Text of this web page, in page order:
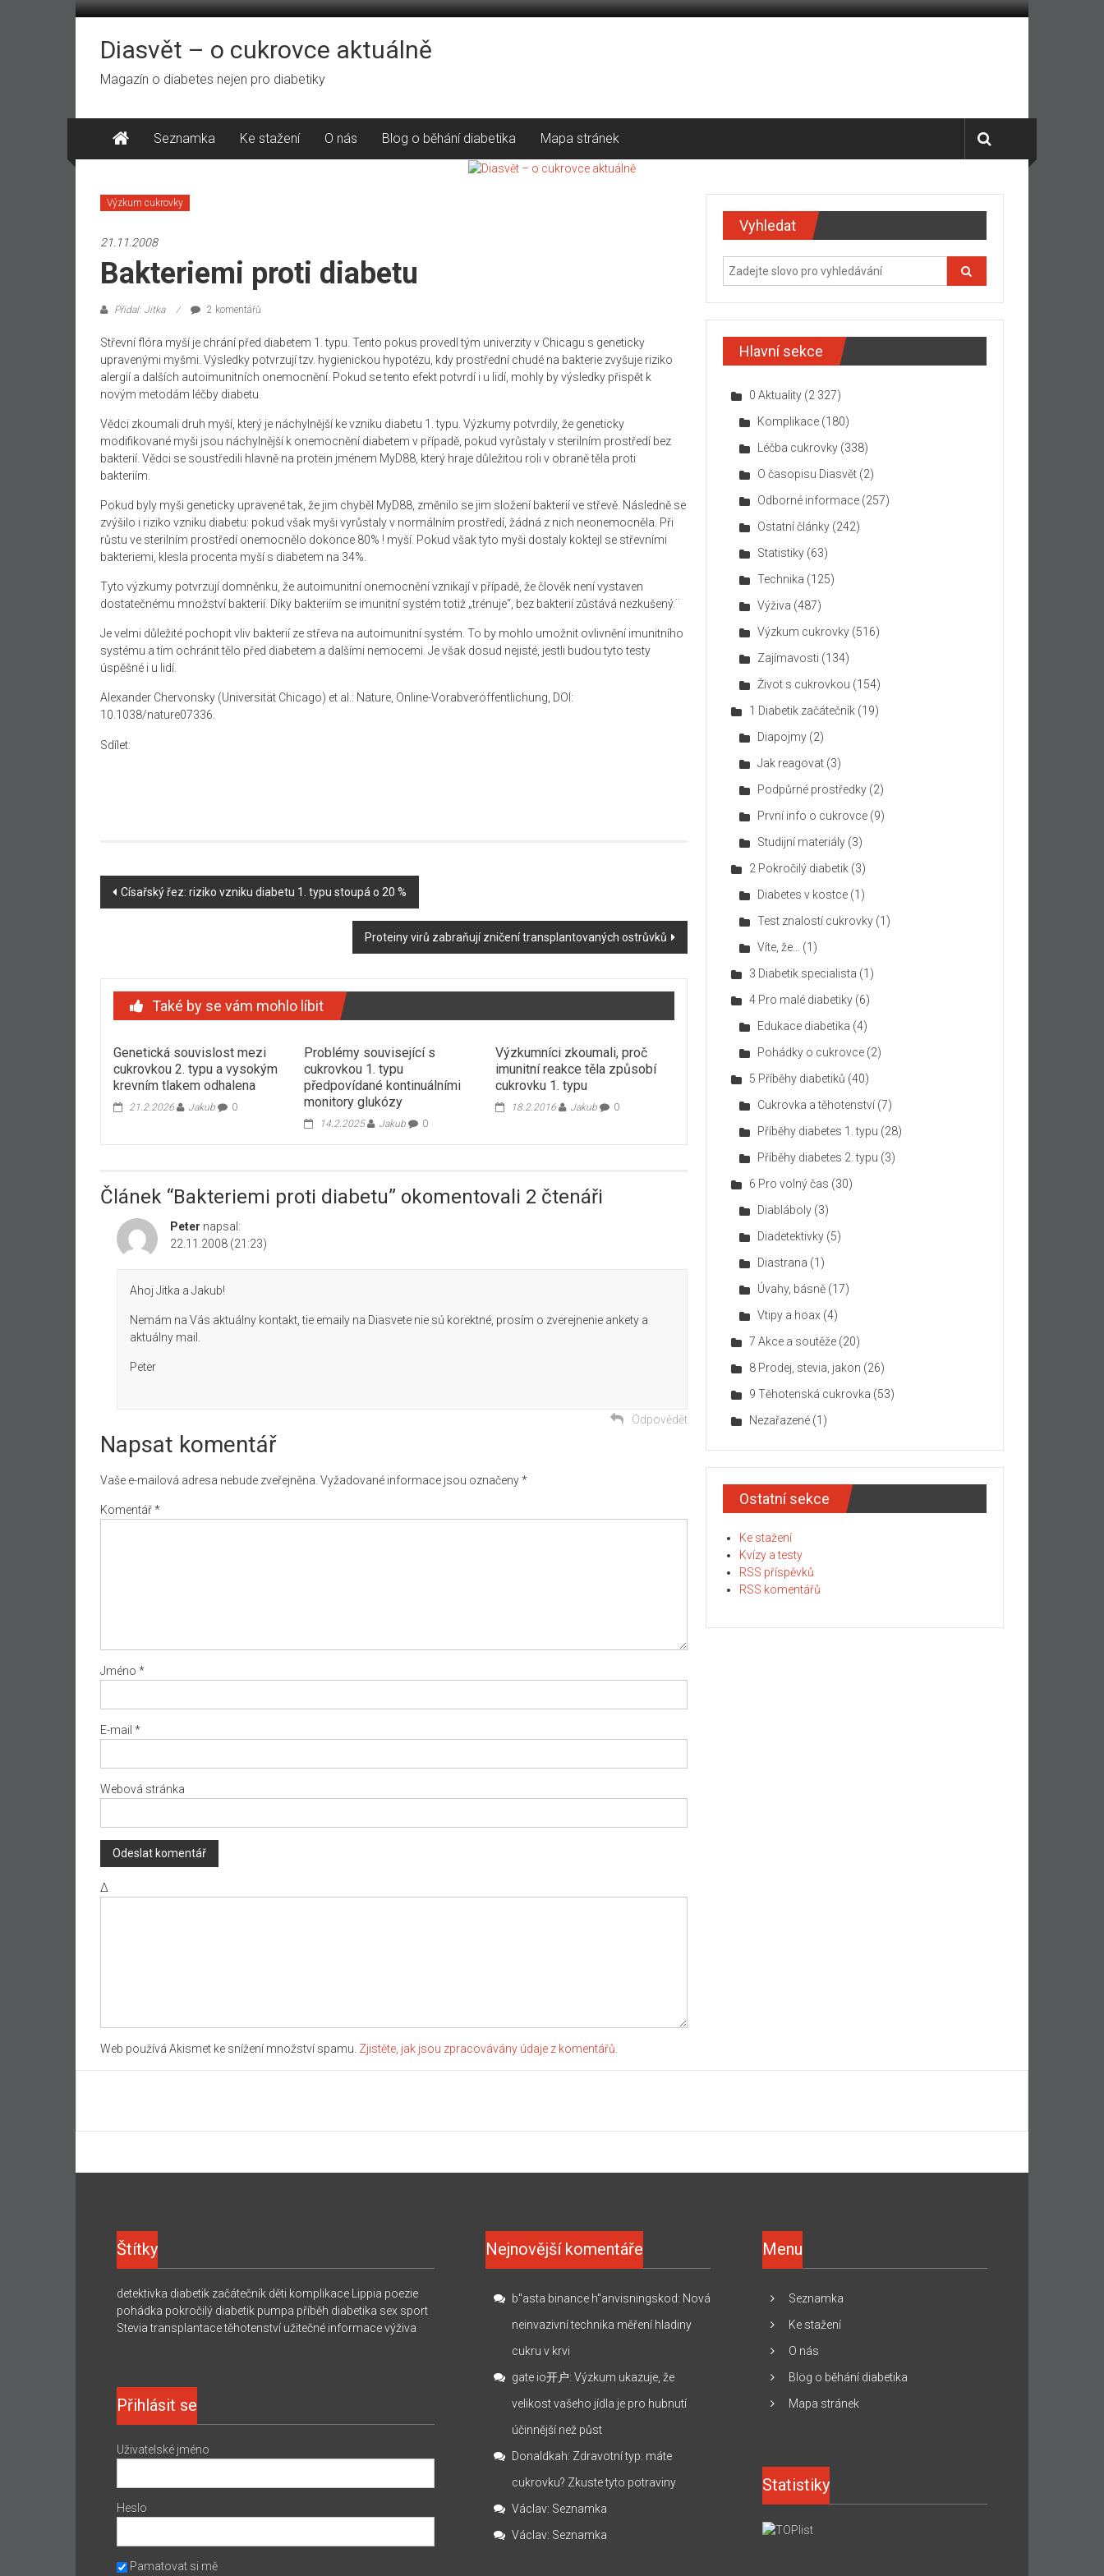
Přeskočit
obsahDiasvět – o cukrovce aktuálně
Magazín o diabetes nejen pro diabetiky
Seznamka Ke stažení O nás Blog o běhání diabetika Mapa stránek
Výzkum cukrovky
21.11.2008
Bakteriemi proti diabetu
Přidal: Jitka 2 komentářů
Střevní flóra myší je chrání před diabetem 1. typu. Tento pokus provedl tým univerzity v Chicagu s geneticky
upravenými myšmi. Výsledky potvrzují tzv. hygienickou hypotézu, kdy prostřední chudé na bakterie zvyšuje riziko
alergií a dalších autoimunitních onemocnění. Pokud se tento efekt potvrdí i u lidí, mohly by výsledky přispět k
novým metodám léčby diabetu.
Vědci zkoumali druh myší, který je náchylnější ke vzniku diabetu 1. typu. Výzkumy potvrdily, že geneticky
modifikované myši jsou náchylnější k onemocnění diabetem v případě, pokud vyrůstaly v sterilním prostředí bez
bakterií. Vědci se soustředili hlavně na protein jménem MyD88, který hraje důležitou roli v obraně těla proti
bakteriím.
Pokud byly myši geneticky upravené tak, že jim chyběl MyD88, změnilo se jim složení bakterií ve střevě. Následně se
zvýšilo i riziko vzniku diabetu: pokud však myši vyrůstaly v normálním prostředí, žádná z nich neonemocněla. Při
růstu ve sterilním prostředí onemocnělo dokonce 80% ! myší. Pokud však tyto myši dostaly koktejl se střevními
bakteriemi, klesla procenta myší s diabetem na 34%.
Tyto výzkumy potvrzují domněnku, že autoimunitní onemocnění vznikají v případě, že člověk není vystaven
dostatečnému množství bakterií. Díky bakteriím se imunitní systém totiž „trénuje“, bez bakterií zůstává nezkušený.¨
Je velmi důležité pochopit vliv bakterií ze střeva na autoimunitní systém. To by mohlo umožnit ovlivnění imunitního
systému a tím ochránit tělo před diabetem a dalšími nemocemi. Je však dosud nejisté, jestli budou tyto testy
úspěšné i u lidí.
Alexander Chervonsky (Universität Chicago) et al.: Nature, Online-Vorabveröffentlichung, DOI:
10.1038/nature07336.
Sdílet:
Navigace
Císařský řez: riziko vzniku diabetu 1. typu stoupá o 20 %
Proteiny virů zabraňují zničení transplantovaných ostrůvků
Také by se vám mohlo líbit
Genetická souvislost mezi
cukrovkou 2. typu a vysokým
krevním tlakem odhalena
21.2.2026 Jakub 0
Problémy související s
cukrovkou 1. typu
předpovídané kontinuálními
monitory glukózy
14.2.2025 Jakub 0
Výzkumníci zkoumali, proč
imunitní reakce těla způsobí
cukrovku 1. typu
18.2.2016 Jakub 0
Článek “Bakteriemi proti diabetu” okomentovali 2 čtenáři
Peter napsal:
22.11.2008 (21:23)
Ahoj Jitka a Jakub!
Nemám na Vás aktuálny kontakt, tie emaily na Diasvete nie sú korektné, prosím o zverejnenie ankety a
aktuálny mail.
Peter
Odpovědět
Napsat komentář
Vaše e-mailová adresa nebude zveřejněna. Vyžadované informace jsou označeny*
Komentář*
Jméno *
E-mail *
Webová stránka
Δ
Web používá Akismet ke snížení množství spamu. Zjistěte, jak jsou zpracovávány údaje z komentářů.
Vyhledat
Hlavní sekce
0 Aktuality (2 327)
Komplikace (180)
Léčba cukrovky (338)
O časopisu Diasvět (2)
Odborné informace (257)
Ostatní články (242)
Statistiky (63)
Technika (125)
Výživa (487)
Výzkum cukrovky (516)
Zajímavosti (134)
Život s cukrovkou (154)
1 Diabetik začátečník (19)
Diapojmy (2)
Jak reagovat (3)
Podpůrné prostředky (2)
První info o cukrovce (9)
Studijní materiály (3)
2 Pokročilý diabetik (3)
Diabetes v kostce (1)
Test znalostí cukrovky (1)
Víte, že…
(1)
3 Diabetik specialista (1)
4 Pro malé diabetiky (6)
Edukace diabetika (4)
Pohádky o cukrovce (2)
5 Příběhy diabetiků (40)
Cukrovka a těhotenství (7)
Příběhy diabetes 1. typu (28)
Příběhy diabetes 2. typu (3)
6 Pro volný čas (30)
Diabláboly (3)
Diadetektivky (5)
Diastrana (1)
Úvahy, básně (17)
Vtipy a hoax (4)
7 Akce a soutěže (20)
8 Prodej, stevia, jakon (26)
9 Těhotenská cukrovka (53)
Nezařazené (1)
Ostatní sekce
Ke stažení
Kvízy a testy
RSS příspěvků
RSS komentářů
Štítky
detektivka diabetik začátečník děti komplikace Lippia poezie
pohádka pokročilý diabetik pumpa příběh diabetika sex sport
Stevia transplantace těhotenství užitečné informace výživa
Přihlásit se
Uživatelské jméno
Heslo
Pamatovat si mě
Nejnovější komentáře
b"asta binance h"anvisningskod: Nová
neinvazivní technika měření hladiny
cukru v krvi
gate io开户:Výzkum ukazuje, že
velikost vašeho jídla je pro hubnutí
účinnější než půst
Donaldkah: Zdravotní typ: máte
cukrovku? Zkuste tyto potraviny
Václav: Seznamka
Václav: Seznamka
Menu
Seznamka
Ke stažení
O nás
Blog o běhání diabetika
Mapa stránek
Statistiky